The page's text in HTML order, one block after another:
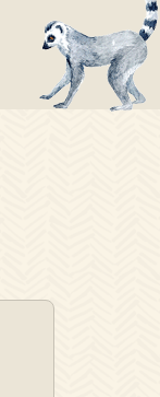
PINTEREST
OP YOUTUBE
OP